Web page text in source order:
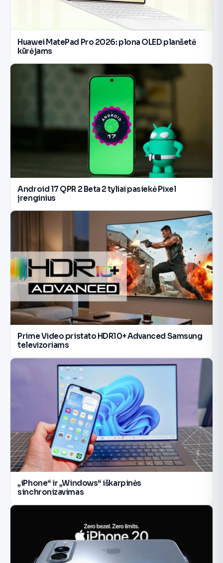
Huawei MatePad Pro 2026: plona OLED planšetė
kūrėjams
Android 17 QPR 2 Beta 2 tyliai pasiekė Pixel
įrenginius
Prime Video pristato HDR10+ Advanced Samsung
televizoriams
„iPhone“ ir „Windows“ iškarpinės
sinchronizavimas